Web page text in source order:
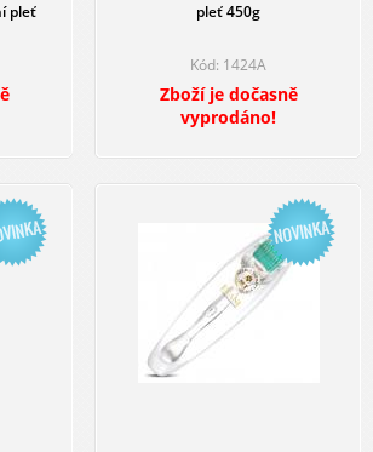
pleť
pleť 450g
Kód: 1424A
Zboží je dočasně
vyprodáno!